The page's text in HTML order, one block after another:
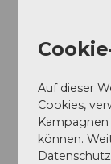
von
Parken
Hotel
Auf dieser
Cookies,
können.